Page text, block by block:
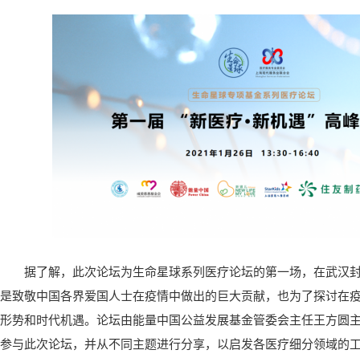
据了解，此次论坛为生命星球系列医疗论坛的第一场，在武汉
是致敬中国各界爱国人士在疫情中做出的巨大贡献，也为了探讨在
形势和时代机遇。论坛由能量中国公益发展基金管委会主任王方圆
参与此次论坛，并从不同主题进行分享，以启发各医疗细分领域的